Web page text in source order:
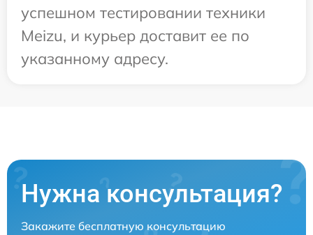
успешном тестировании техники
Meizu, и курьер доставит ее по
указанному адресу.
Нужна консультация?
Закажите бесплатную консультацию